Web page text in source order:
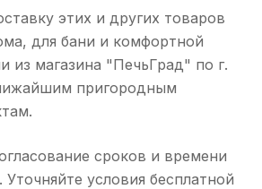
этих и других товаров
для бани и комфортной
из магазина "ПечьГрад" по г.
пригородным
сроков и времени
условия бесплатной